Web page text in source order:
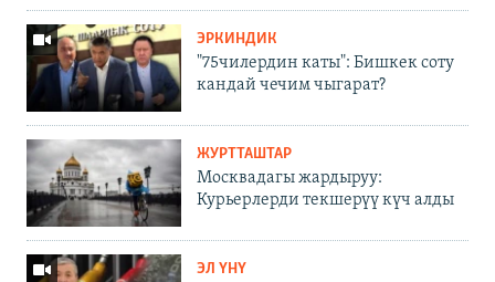
ЭРКИНДИК
"75чилердин каты": Бишкек соту
кандай чечим чыгарат?
ЖУРТТАШТАР
Москвадагы жардыруу:
Курьерлерди текшерүү күч алды
ЭЛ ҮНҮ